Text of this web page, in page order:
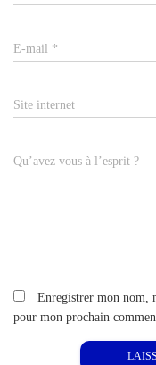
E-mail *
Site internet
Qu’avez vous à l’esprit ?
Enregistrer mon nom,
pour mon prochain